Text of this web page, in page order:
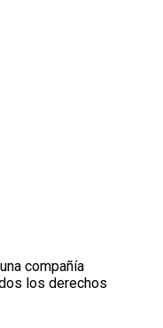
compañía
los derechos